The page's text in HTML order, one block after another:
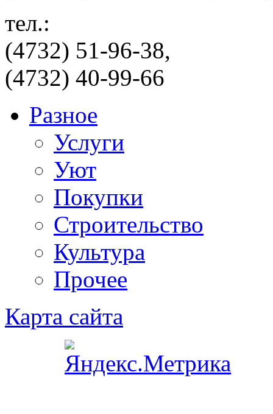
тел.:
(4732) 51-96-38,
(4732) 40-99-66
Разное
Услуги
Уют
Покупки
Строительство
Культура
Прочее
Карта сайта